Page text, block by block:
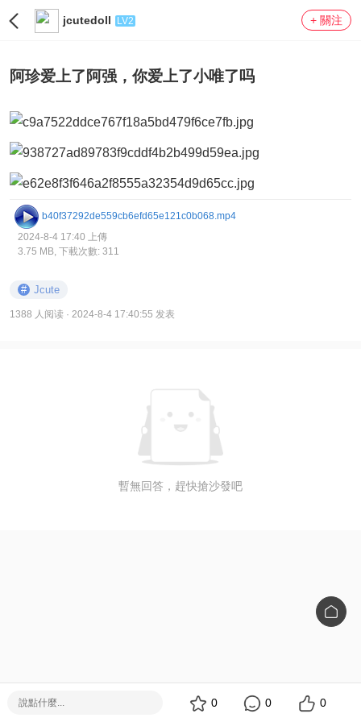
jcutedoll LV2 + 關注
阿珍爱上了阿强，你爱上了小唯了吗
b40f37292de559cb6efd65e121c0b068.mp4
2024-8-4 17:40 上傳
3.75 MB, 下載次數: 311
# Jcute
1388 人阅读 · 2024-8-4 17:40:55 发表
暫無回答，趕快搶沙發吧
0 0 0